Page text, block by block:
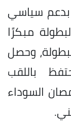
بدعم سياسي
مبكرًا
دور الـ16 من البطولة، وحصل
باللقب
السوداء